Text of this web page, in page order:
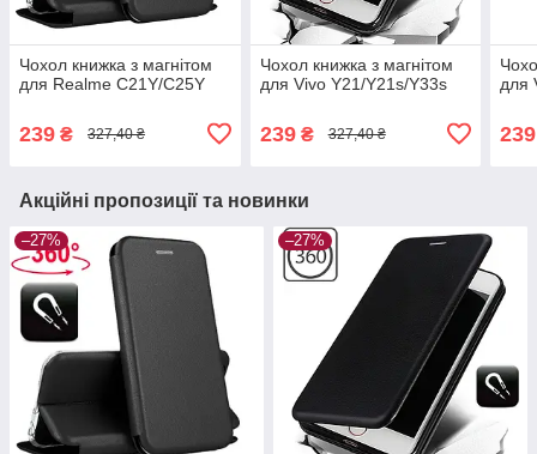
Чохол книжка з магнітом
для Realme C21Y/C25Y
239 ₴ 327,40 ₴
Чохол книжка з магнітом
для Vivo Y21/Y21s/Y33s
239₴ 327,40 ₴
для
239
Акційні пропозиції та новинки
–27% –27%